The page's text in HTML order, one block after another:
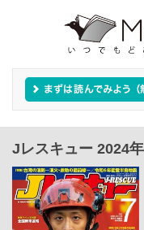
Jレスキュー 2024